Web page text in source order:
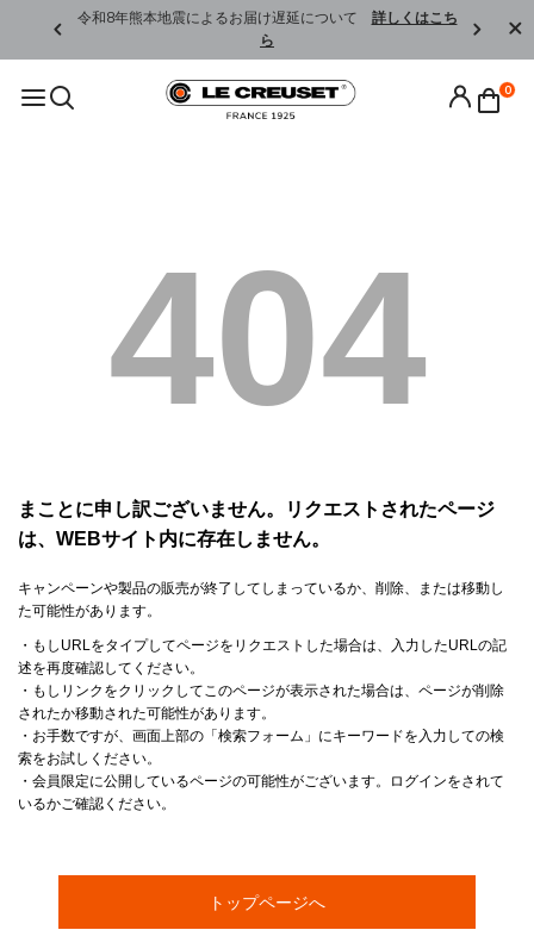
令和8年熊本地震によるお届け遅延について 詳しくはこち
ら
0
404
まことに申し訳ございません。リクエストされたページ
は、WEBサイト内に存在しません。
キャンペーンや製品の販売が終了してしまっているか、削除、または移動し
た可能性があります。
・もしURLをタイプしてページをリクエストした場合は、入力したURLの記
述を再度確認してください。
・もしリンクをクリックしてこのページが表示された場合は、ページが削除
されたか移動された可能性があります。
・お手数ですが、画面上部の「検索フォーム」にキーワードを入力しての検
索をお試しください。
・会員限定に公開しているページの可能性がございます。ログインをされて
いるかご確認ください。
トップページへ